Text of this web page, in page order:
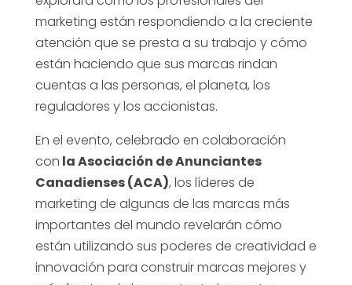
marketing están respondiendo a la creciente
atención que se presta a su trabajo y cómo
están haciendo que sus marcas rindan
cuentas a las personas, el planeta, los
reguladores y los accionistas.
En el evento, celebrado en colaboración
con la Asociación de Anunciantes
Canadienses (ACA), los líderes de
marketing de algunas de las marcas más
importantes del mundo revelarán cómo
están utilizando sus poderes de creatividad e
innovación para construir marcas mejores y